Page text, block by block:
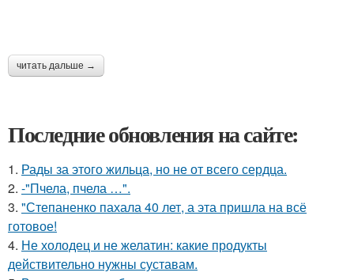
читать дальше →
Последние обновления на сайте:
1. Рады за этого жильца, но не от всего сердца.
2. -"Пчела, пчела …".
3. "Степаненко пахала 40 лет, а эта пришла на всё
готовое!
4. Не холодец и не желатин: какие продукты
действительно нужны суставам.